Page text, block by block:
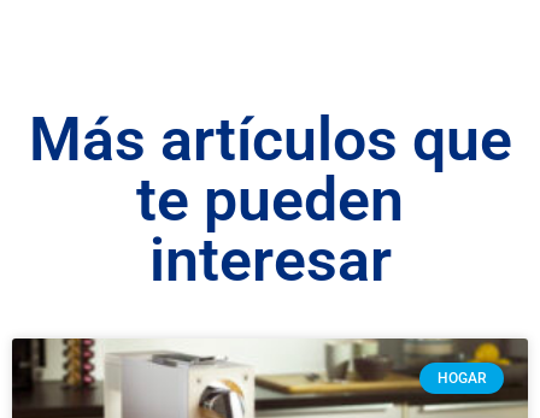
Más artículos que
te pueden
interesar
HOGAR